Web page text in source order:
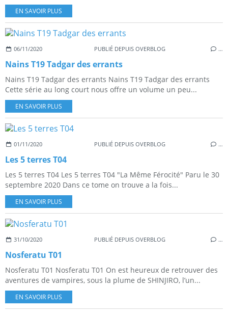
EN SAVOIR PLUS
06/11/2020 PUBLIÉ DEPUIS OVERBLOG …
Nains T19 Tadgar des errants
Nains T19 Tadgar des errants Nains T19 Tadgar des errants
Cette série au long court nous offre un volume un peu...
EN SAVOIR PLUS
01/11/2020 PUBLIÉ DEPUIS OVERBLOG …
Les 5 terres T04
Les 5 terres T04 Les 5 terres T04 "La Même Férocité" Paru le 30
septembre 2020 Dans ce tome on trouve a la fois...
EN SAVOIR PLUS
31/10/2020 PUBLIÉ DEPUIS OVERBLOG …
Nosferatu T01
Nosferatu T01 Nosferatu T01 On est heureux de retrouver des
aventures de vampires, sous la plume de SHINJIRO, l’un...
EN SAVOIR PLUS